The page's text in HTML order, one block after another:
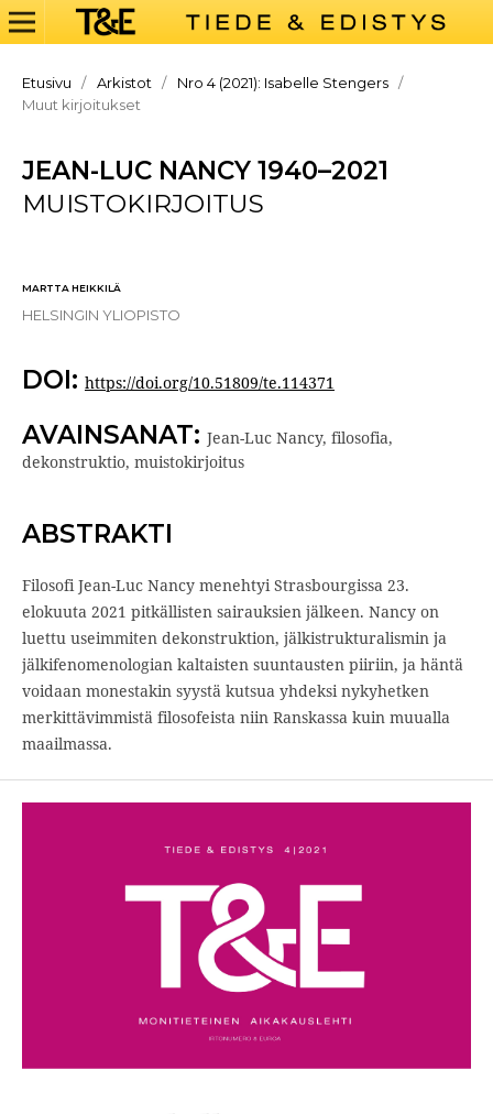
Etusivu / Arkistot / Nro 4 (2021): Isabelle Stengers /
Muut kirjoitukset
JEAN-LUC NANCY 1940–2021
MUISTOKIRJOITUS
MARTTA HEIKKILÄ
HELSINGIN YLIOPISTO
DOI: https://doi.org/10.51809/te.114371
AVAINSANAT: Jean-Luc Nancy, filosofia,
dekonstruktio, muistokirjoitus
ABSTRAKTI
Filosofi Jean-Luc Nancy menehtyi Strasbourgissa 23.
elokuuta 2021 pitkällisten sairauksien jälkeen. Nancy on
luettu useimmiten dekonstruktion, jälkistrukturalismin ja
jälkifenomenologian kaltaisten suuntausten piiriin, ja häntä
voidaan monestakin syystä kutsua yhdeksi nykyhetken
merkittävimmistä filosofeista niin Ranskassa kuin muualla
maailmassa.